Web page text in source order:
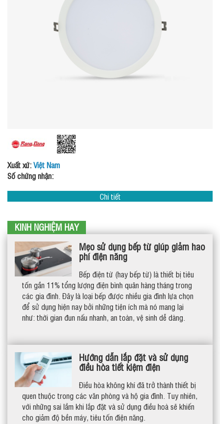
Xuất xứ:Việt Nam
Số chứng nhận:
Chi tiết
KINH NGHIỆM HAY
Mẹo sử dụng bếp từ giúp giảm hao
phí điện năng
Bếp điện từ (hay bếp từ) là thiết bị tiêu
tốn gần 11% tổng lượng điện bình quân hàng tháng trong
các gia đình. Đây là loại bếp được nhiều gia đình lựa chọn
để sử dụng hiện nay bởi những tiện ích mà nó mang lại
như: thời gian đun nấu nhanh, an toàn, vệ sinh dễ dàng.
Hướng dẫn lắp đặt và sử dụng
điều hòa tiết kiệm điện
Điều hòa không khí đã trở thành thiết bị
quen thuộc trong các văn phòng và hộ gia đình. Tuy nhiên,
với những sai lầm khi lắp đặt và sử dụng điều hoà sẽ khiến
cho giảm độ bền máy, tiêu tốn điện năng.